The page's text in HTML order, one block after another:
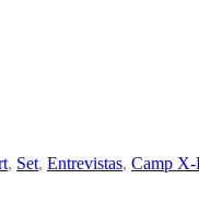
, Set, Entrevistas, Camp X-